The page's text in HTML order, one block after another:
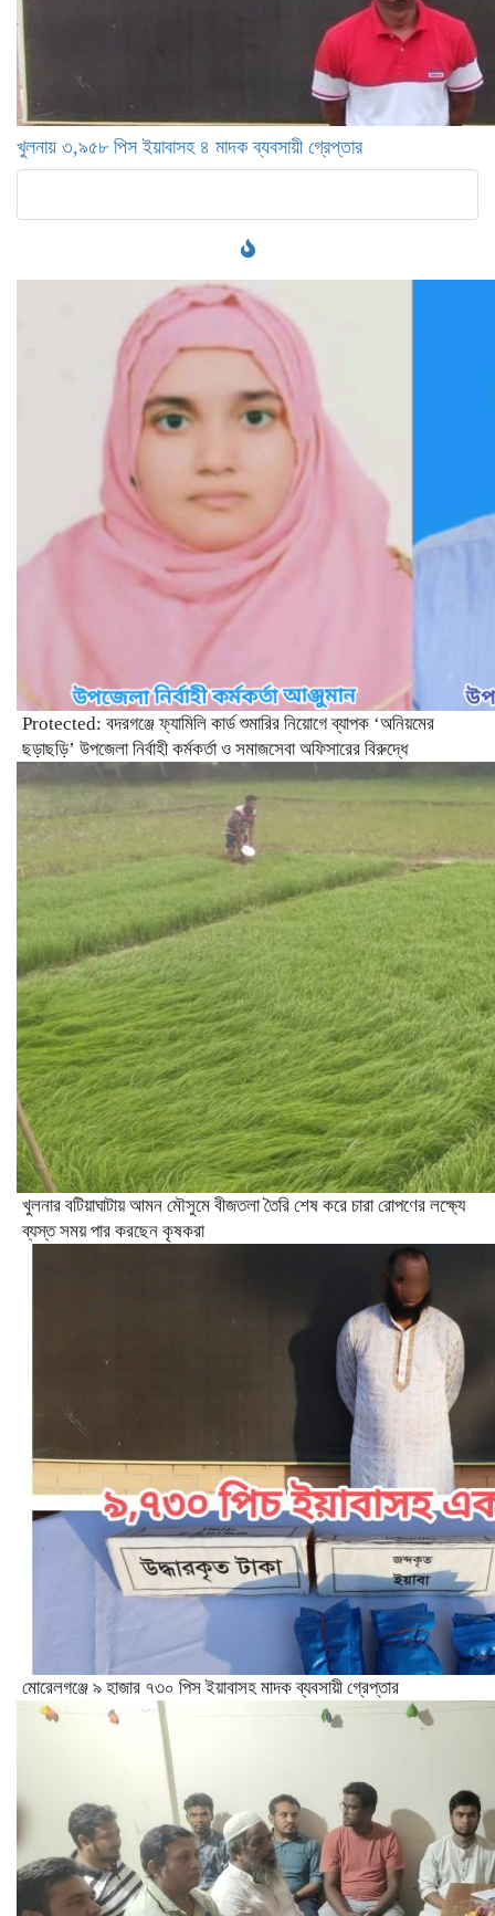
খুলনায় ৩,৯৫৮ পিস ইয়াবাসহ ৪ মাদক ব্যবসায়ী গ্রেপ্তার
Protected: ‎বদরগঞ্জে ফ্যামিলি কার্ড শুমারির নিয়োগে ব্যাপক ‘অনিয়মের
ছড়াছড়ি’ উপজেলা নির্বাহী কর্মকর্তা ও সমাজসেবা অফিসারের বিরুদ্ধে
খুলনার বটিয়াঘাটায় আমন মৌসুমে বীজতলা তৈরি শেষ করে চারা রোপণের লক্ষ্যে
ব্যস্ত সময় পার করছেন কৃষকরা
মোরেলগঞ্জে ৯ হাজার ৭৩০ পিস ইয়াবাসহ মাদক ব্যবসায়ী গ্রেপ্তার